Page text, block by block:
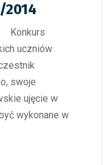
Konkurs
uczniów
swoje
ujęcie w
wykonane w